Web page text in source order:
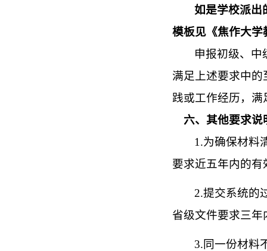
如是学校派出
模板见《焦作大学
申报初级、中
满足上述要求中的
践或工作经历，
六、其他要求说
1.为确保材料
要求近五年内的有
2.提交系统的
省级文件要求三年
3.同一份材料